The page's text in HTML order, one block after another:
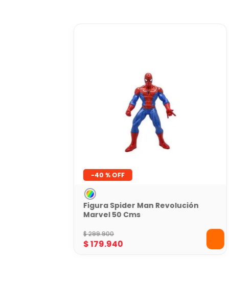
-40 %
Figura Spider Man Revolución
Marvel 50 Cms
$299.900
$179.940